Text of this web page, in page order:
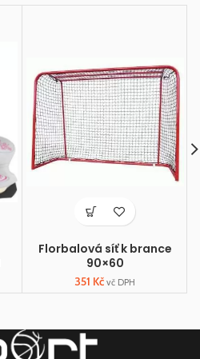
Florbalová síť k brance
90×60
351 Kč vč DPH